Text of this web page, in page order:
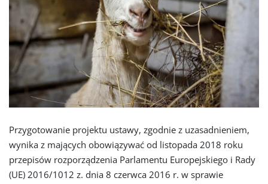
Przygotowanie projektu ustawy, zgodnie z uzasadnieniem,
wynika z mających obowiązywać od listopada 2018 roku
przepisów rozporządzenia Parlamentu Europejskiego i Rady
(UE) 2016/1012 z. dnia 8 czerwca 2016 r. w sprawie